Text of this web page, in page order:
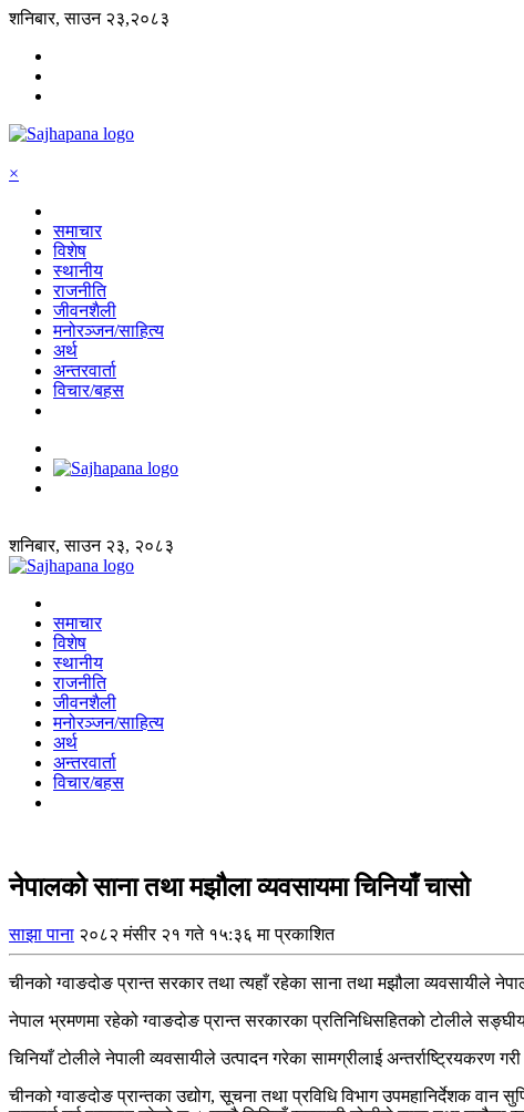
शनिबार, साउन २३,२०८३
×
समाचार
विशेष
स्थानीय
राजनीति
जीवनशैली
मनोरञ्जन/साहित्य
अर्थ
अन्तरवार्ता
विचार/बहस
शनिबार, साउन २३, २०८३
समाचार
विशेष
स्थानीय
राजनीति
जीवनशैली
मनोरञ्जन/साहित्य
अर्थ
अन्तरवार्ता
विचार/बहस
नेपालको साना तथा मझौला व्यवसायमा चिनियाँ चासो
साझा पाना २०८२ मंसीर २१ गते १५:३६ मा प्रकाशित
चीनको ग्वाङदोङ प्रान्त सरकार तथा त्यहाँ रहेका साना तथा मझौला व्यवसायीले
नेपाल भ्रमणमा रहेको ग्वाङदोङ प्रान्त सरकारका प्रतिनिधिसहितको टोलीले
चिनियाँ टोलीले नेपाली व्यवसायीले उत्पादन गरेका सामग्रीलाई
चीनको ग्वाङदोङ प्रान्तका उद्योग, सूचना तथा प्रविधि विभाग उपमहानिर्देशक वान